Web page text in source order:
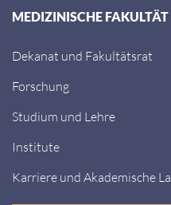
MEDIZINISCHE FAKULTÄT
Dekanat und Fakultätsrat
Forschung
Studium und Lehre
Institute
Karriere und Akademische